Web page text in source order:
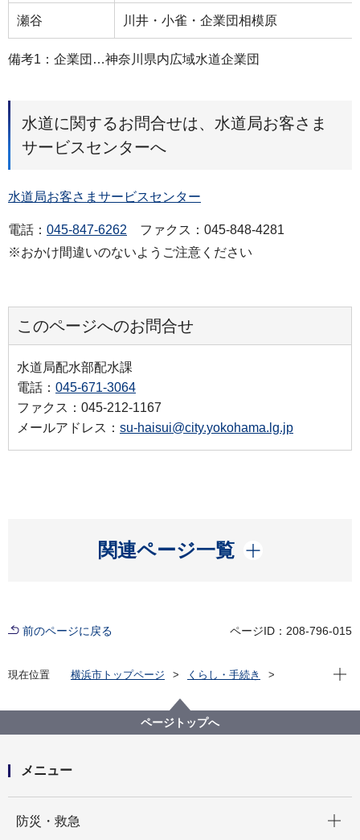
瀬谷 川井・小雀・企業団相模原
備考1：企業団…神奈川県内広域水道企業団
水道に関するお問合せは、水道局お客さま
サービスセンターへ
水道局お客さまサービスセンター
電話： 045-847-6262 ファクス：045-848-4281
※おかけ間違いのないようご注意ください
このページへのお問合せ
水道局配水部配水課
電話： 045-671-3064
ファクス：045-212-1167
メールアドレス： su-haisui@city.yokohama.lg.jp
関連ページ一覧
開く
前のページに戻る ページID：208-796-015
現在位置 横浜市トップページ
くらし・手続き
水道水ができるまで
現在
ページトップへ
メニュー
防災・救急